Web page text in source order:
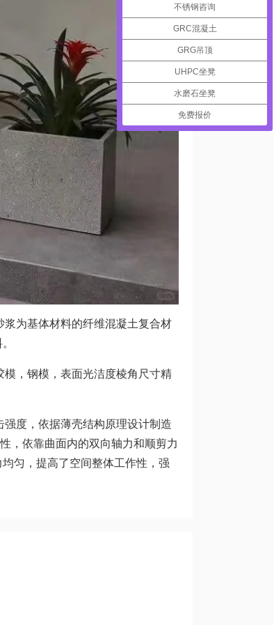
为基体材料的纤维混凝土复合材
，钢模，表面光洁度棱角尺寸精
度，依据薄壳结构原理设计制造
，依靠曲面内的双向轴力和顺剪力
匀，提高了空间整体工作性，强
不锈钢咨询
GRC混凝土
GRG吊顶
UHPC坐凳
水磨石坐凳
免费报价